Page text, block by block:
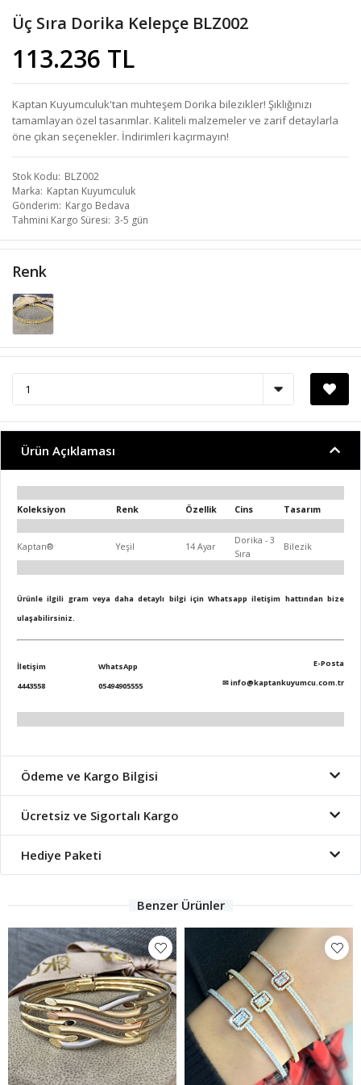
Üç Sıra Dorika Kelepçe BLZ002
113.236 TL
Kaptan Kuyumculuk'tan muhteşem Dorika bilezikler! Şıklığınızı
tamamlayan özel tasarımlar. Kaliteli malzemeler ve zarif detaylarla
öne çıkan seçenekler. İndirimleri kaçırmayın!
Stok Kodu BLZ002
Marka Kaptan Kuyumculuk
Gönderim Kargo Bedava
Tahmini Kargo Süresi 3-5 gün
Renk
Ürün Açıklaması
Koleksiyon Renk Özellik Cins Tasarım
Kaptan® Yeşil 14 Ayar
Dorika - 3
Sıra
Bilezik
Ürünle ilgili gram veya daha detaylı bilgi için Whatsapp iletişim hattından bize
ulaşabilirsiniz.
İletişim
4443558
WhatsApp
05494905555
E-Posta
✉info@kaptankuyumcu.com.tr
Ödeme ve Kargo Bilgisi
Ücretsiz ve Sigortalı Kargo
Hediye Paketi
Benzer Ürünler